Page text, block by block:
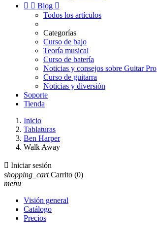
  Blog 
Todos los artículos
Categorías
Curso de bajo
Teoría musical
Curso de batería
Noticias y consejos sobre Guitar Pro
Curso de guitarra
Noticias y diversión
Soporte
Tienda
Inicio
Tablaturas
Ben Harper
Walk Away
 Iniciar sesión
shopping_cart Carrito (0)
menu
Visión general
Catálogo
Precios